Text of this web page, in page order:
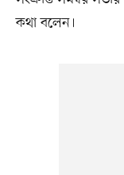
কথা বলেন।